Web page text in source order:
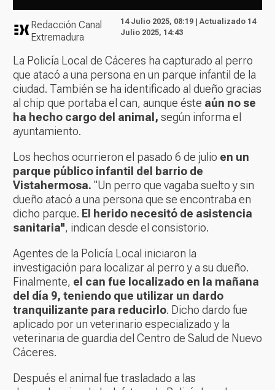
Redacción Canal
Extremadura
14 Julio 2025, 08:19 | Actualizado 14
Julio 2025, 14:43
La Policía Local de Cáceres ha capturado al perro
que atacó a una persona en un parque infantil de la
ciudad. También se ha identificado al dueño gracias
al chip que portaba el can, aunque éste aún no se
ha hecho cargo del animal, según informa el
ayuntamiento.
Los hechos ocurrieron el pasado 6 de julio en un
parque público infantil del barrio de
Vistahermosa. "Un perro que vagaba suelto y sin
dueño atacó a una persona que se encontraba en
dicho parque. El herido necesitó de asistencia
sanitaria", indican desde el consistorio.
Agentes de la Policía Local iniciaron la
investigación para localizar al perro y a su dueño.
Finalmente, el can fue localizado en la mañana
del día 9, teniendo que utilizar un dardo
tranquilizante para reducirlo. Dicho dardo fue
aplicado por un veterinario especializado y la
veterinaria de guardia del Centro de Salud de Nuevo
Cáceres.
Después el animal fue trasladado a las